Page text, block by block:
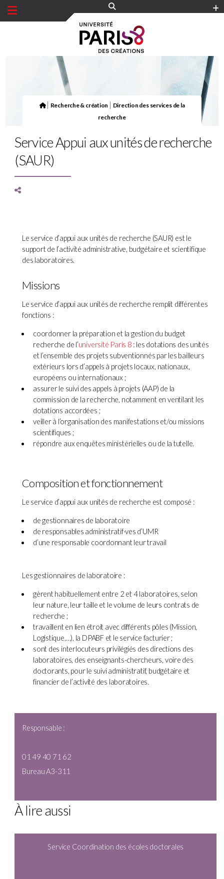
Recherche & création
Direction des services de la
recherche
Service Appui aux unités de recherche
(SAUR)
Le service d’appui aux unités de recherche (SAUR) est le
support de l’activité administrative, budgétaire et scientifique
des laboratoires.
Missions
Le service d’appui aux unités de recherche remplit différentes
fonctions :
coordonner la préparation et la gestion du budget
recherche de l’université Paris 8 : les dotations des unités
et l’ensemble des projets subventionnés par les bailleurs
extérieurs lors d’appels à projets locaux, nationaux,
européens ou internationaux ;
assurer le suivi des appels à projets (AAP) de la
commission de la recherche, notamment en ventilant les
dotations accordées ;
veiller à l’organisation des manifestations et/ou missions
scientifiques ;
répondre aux enquêtes ministérielles ou de la tutelle.
Composition et fonctionnement
Le service d’appui aux unités de recherche est composé :
de gestionnaires de laboratoire
de responsables administratif·ves d’UMR
d’une responsable coordonnant leur travail
Les gestionnaires de laboratoire :
gèrent habituellement entre 2 et 4 laboratoires, selon
leur nature, leur taille et le volume de leurs contrats de
recherche ;
travaillent en lien étroit avec différents pôles (Mission,
Logistique,…), la DPABF et le service facturier ;
sont des interlocuteurs privilégiés des directions des
laboratoires, des enseignants-chercheurs, voire des
doctorants, pour le suivi administratif, budgétaire et
financier de l’activité des laboratoires.
Responsable :
01 49 40 71 62
Bureau A3-311
À lire aussi
Service Coordination des écoles doctorales
Panneau de gestion des cookies